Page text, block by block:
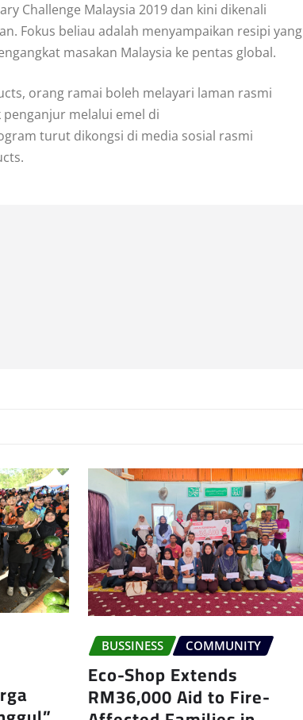
Challenge Malaysia 2019 dan kini dikenali
Fokus beliau adalah menyampaikan resipi yang
masakan Malaysia ke pentas global.
orang ramai boleh melayari laman rasmi
melalui emel di
turut dikongsi di media sosial rasmi
BUSSINESS COMMUNITY
Eco-Shop Extends
RM36,000 Aid to Fire-